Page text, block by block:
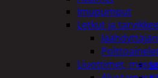
Imupumput
Letkut ja
Liuottimet,